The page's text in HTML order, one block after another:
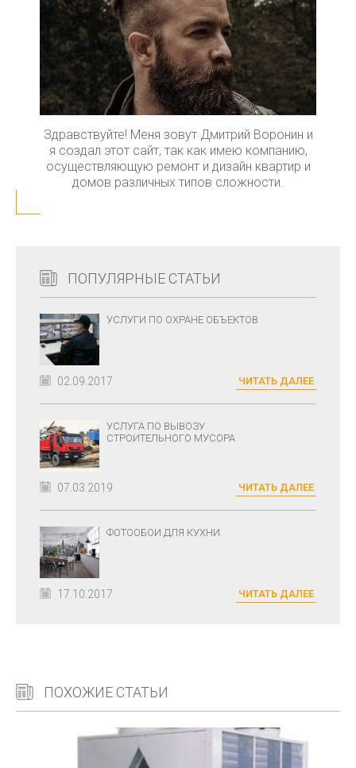
Здравствуйте! Меня зовут Дмитрий Воронин и
я создал этот сайт, так как имею компанию,
осуществляющую ремонт и дизайн квартир и
домов различных типов сложности.
ПОПУЛЯРНЫЕ СТАТЬИ
УСЛУГИ ПО ОХРАНЕ ОБЪЕКТОВ
02.09.2017 ЧИТАТЬ ДАЛЕЕ
УСЛУГА ПО ВЫВОЗУ
СТРОИТЕЛЬНОГО МУСОРА
07.03.2019 ЧИТАТЬ ДАЛЕЕ
ФОТООБОИ ДЛЯ КУХНИ
17.10.2017 ЧИТАТЬ ДАЛЕЕ
ПОХОЖИЕ СТАТЬИ